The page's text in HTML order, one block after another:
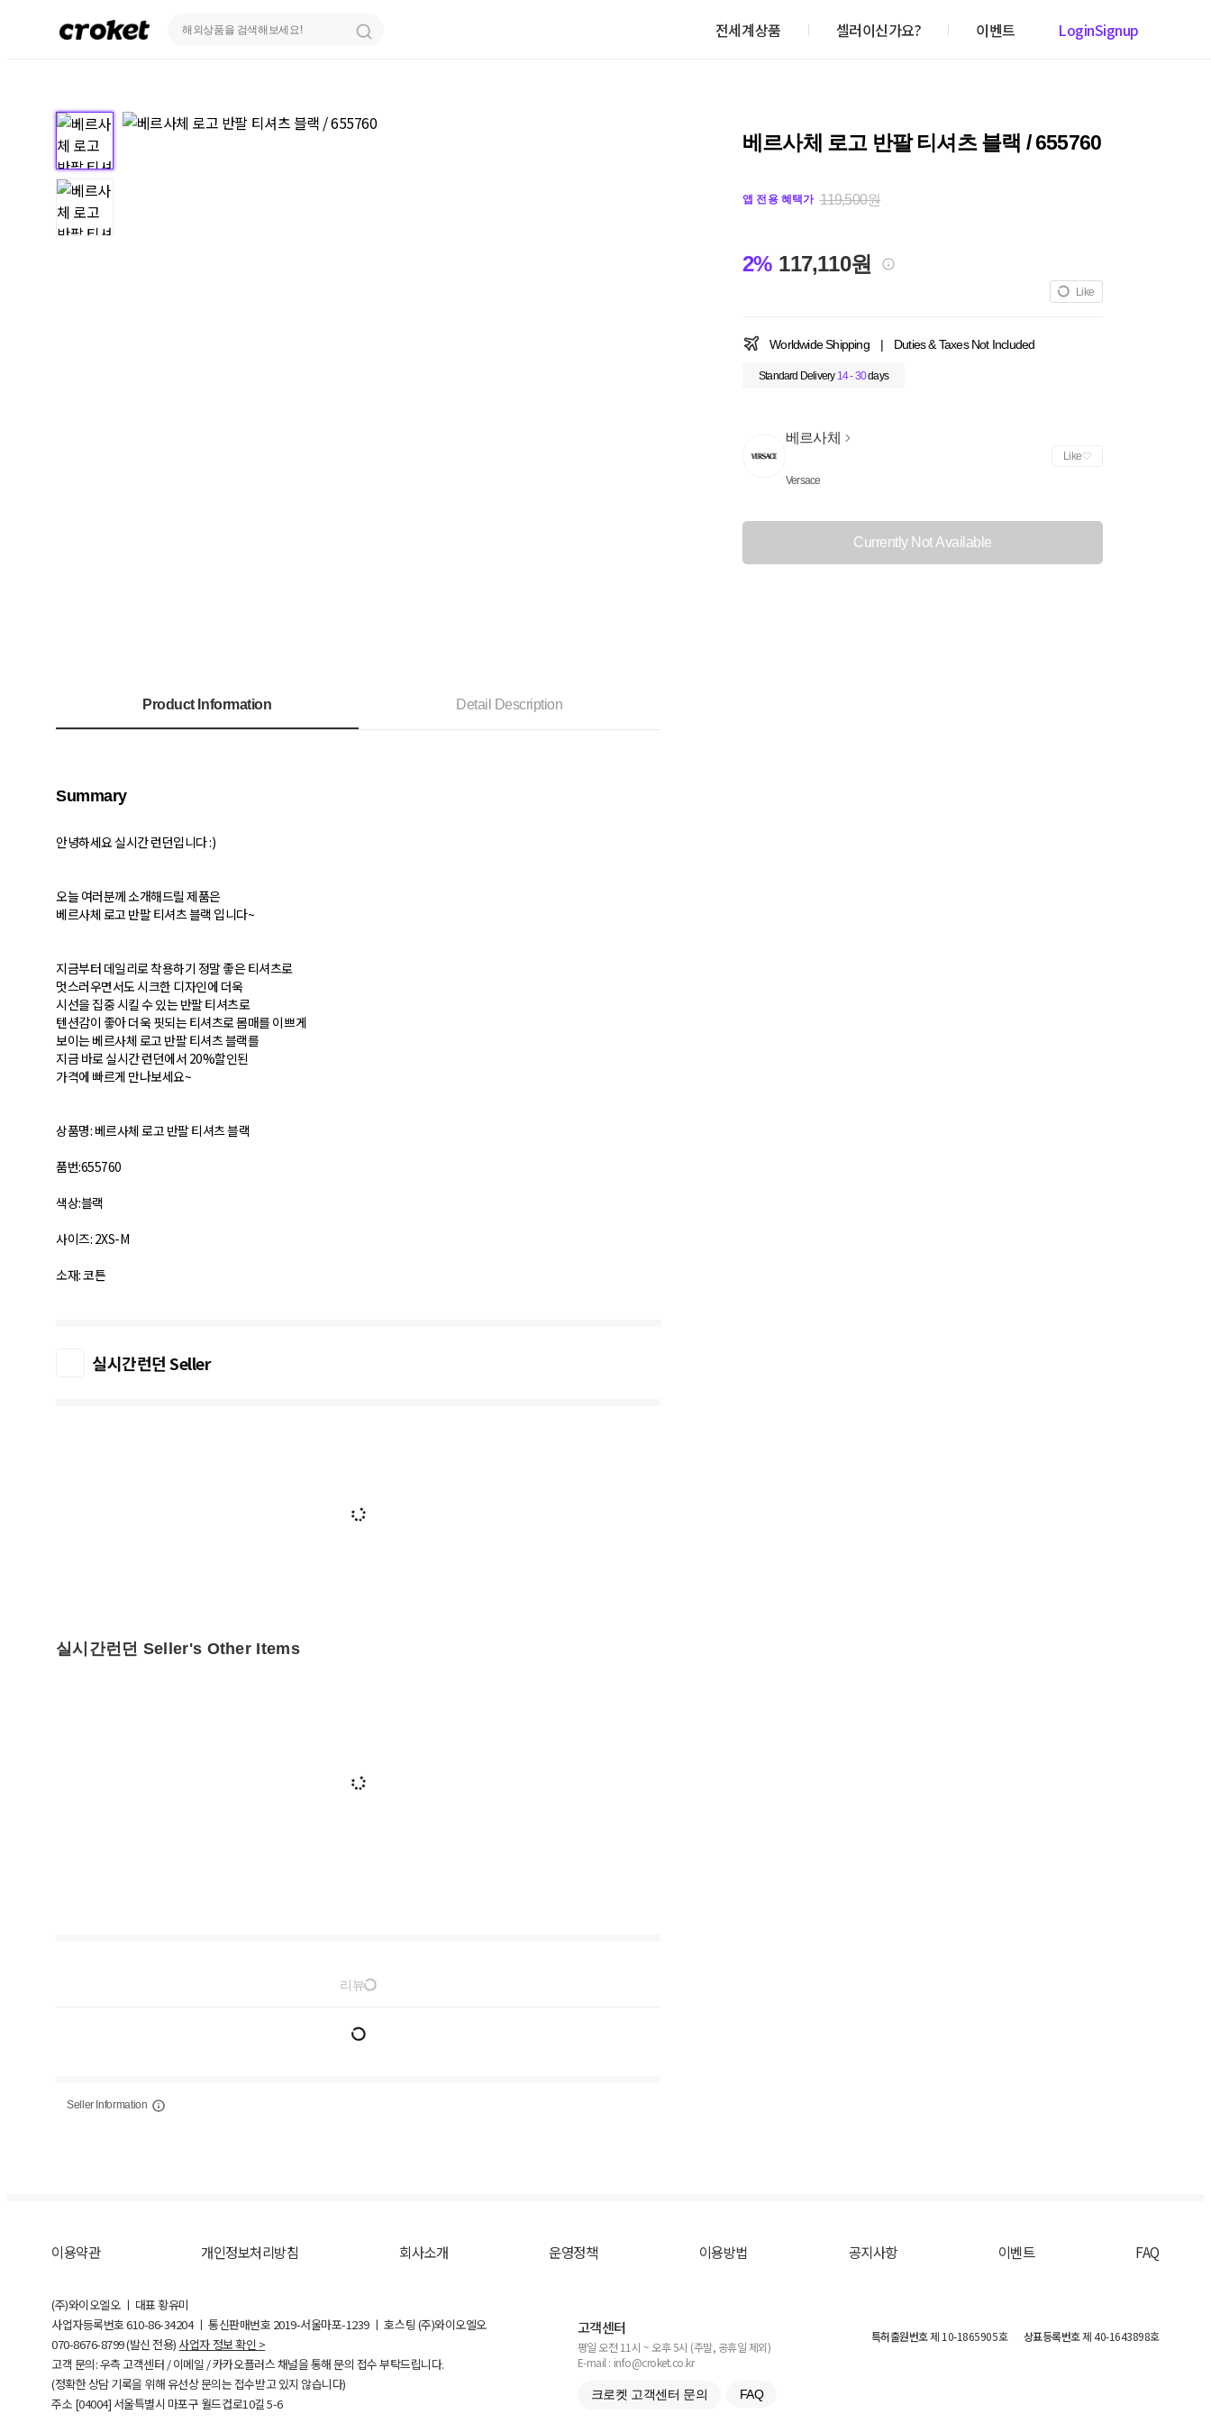
전세계상품 셀러이신가요? 이벤트 LoginSignup
베르사체 로고 반팔 티셔츠 블랙 / 655760
앱 전용 혜택가 119,500원
2% 117,110원
Like
Worldwide Shipping | Duties & Taxes Not Included
Standard Delivery 14 - 30days
베르사체
Versace
Like
Currently Not Available
Product Information Detail Description
Summary
안녕하세요 실시간 런던입니다 :)
오늘 여러분께 소개해드릴 제품은
베르사체 로고 반팔 티셔츠 블랙 입니다~
지금부터 데일리로 착용하기 정말 좋은 티셔츠로
멋스러우면서도 시크한 디자인에 더욱
시선을 집중 시킬 수 있는 반팔 티셔츠로
텐션감이 좋아 더욱 핏되는 티셔츠로 몸매를 이쁘게
보이는 베르사체 로고 반팔 티셔츠 블랙를
지금 바로 실시간 런던에서 20%할인된
가격에 빠르게 만나보세요~
상품명: 베르사체 로고 반팔 티셔츠 블랙
품번:655760
색상:블랙
사이즈: 2XS-M
소재: 코튼
실시간런던 Seller
실시간런던 Seller's Other Items
리뷰
Seller Information
이용약관 개인정보처리방침 회사소개 운영정책 이용방법 공지사항 이벤트 FAQ
(주)와이오엘오 ㅣ 대표 황유미
사업자등록번호610-86-34204ㅣ 통신판매번호 2019-서울마포-1239 ㅣ 호스팅 (주)와이오엘오
070-8676-8799 (발신 전용) 사업자 정보 확인 >
고객 문의: 우측 고객센터 / 이메일 / 카카오플러스 채널을 통해 문의 접수 부탁드립니다.
(정확한 상담 기록을 위해 유선상 문의는 접수받고 있지 않습니다)
주소 [04004] 서울특별시 마포구 월드컵로10길5-6
고객센터
평일 오전 11시 ~ 오후 5시 (주말, 공휴일 제외)
E-mail : info@croket.co.kr
크로켓 고객센터 문의 FAQ
특허출원번호제 10-1865905호 상표등록번호제 40-1643898호